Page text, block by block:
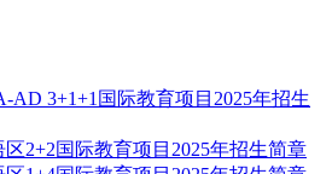
AD 3+1+1国际教育项目2025年招生
2+2国际教育项目2025年招生简章